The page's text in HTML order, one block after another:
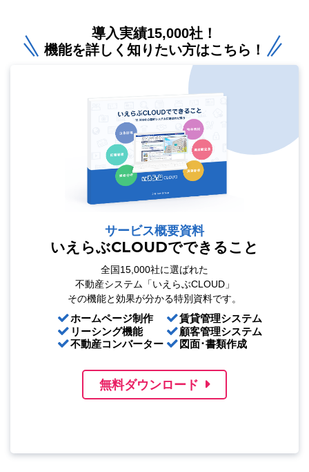
導入実績15,000社！
機能を詳しく知りたい方はこちら！
サービス概要資料
いえらぶCLOUDでできること
全国15,000社に選ばれた
不動産システム「いえらぶCLOUD」
その機能と効果が分かる特別資料です。
ホームページ制作
リーシング機能
不動産コンバーター
賃貸管理システム
顧客管理システム
図面･書類作成
無料ダウンロード